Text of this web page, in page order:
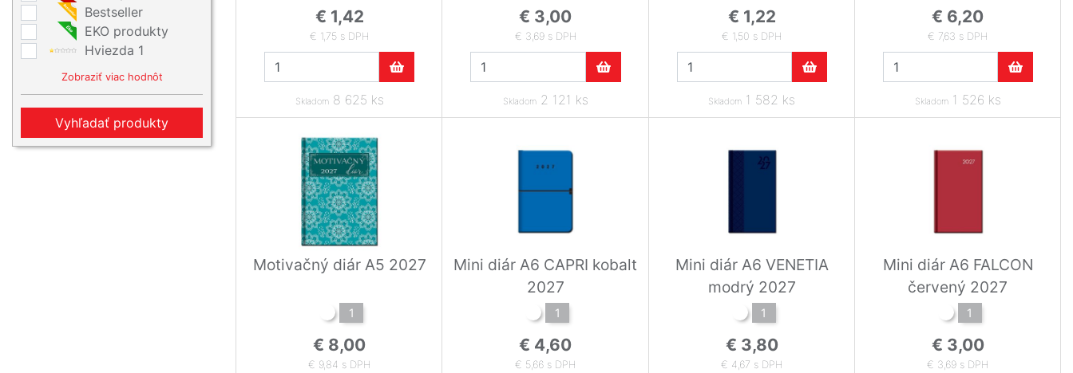
Bestseller
EKO produkty
Hviezda 1
Zobraziť viac hodnôt
Vyhľadať produkty
€ 1,42
€ 1,75 s DPH
Skladom8 625 ks
€ 3,00
€ 3,69 s DPH
Skladom2 121 ks
€ 1,22
€ 1,50 s DPH
Skladom 1 582 ks
€ 6,20
€ 7,63 s DPH
Skladom1 526 ks
Motivačný diár A5 2027
1
€ 8,00
€ 9,84 s DPH
Mini diár A6 CAPRI kobalt
2027
1
€ 4,60
€ 5,66 s DPH
Mini diár A6 VENETIA
modrý 2027
1
€ 3,80
€ 4,67 s DPH
Mini diár A6 FALCON
červený 2027
1
€ 3,00
€ 3,69 s DPH